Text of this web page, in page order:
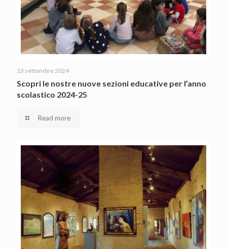
13 settembre 2024
Scopri le nostre nuove sezioni educative per l’anno
scolastico 2024-25
Read more